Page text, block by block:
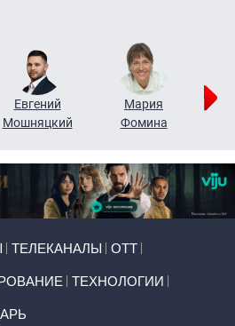
Евгений
Мошняцкий
Мария
Фомина
ТЕЛЕКАНАЛЫ ОТТ
ТЕХНОЛОГИИ